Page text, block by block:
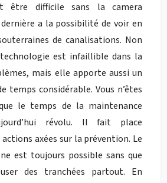
être difficile sans la camera
a la possibilité de voir en
de canalisations. Non
est infaillible dans la
mais elle apporte aussi un
temps considérable. Vous n’êtes
le temps de la maintenance
révolu. Il fait place
axées sur la prévention. Le
est toujours possible sans que
des tranchées partout. En